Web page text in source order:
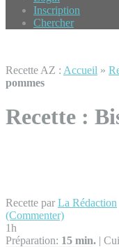
Inscription
Chercher
Recette AZ : Accueil »
pommes
Recette :
Recette par La Rédaction
(Commenter)
1h
Préparation: 15 min. |